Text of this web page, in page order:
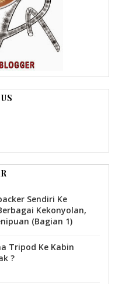
Sendiri Ke
Kekonyolan,
(Bagian 1)
Tripod Ke Kabin
?